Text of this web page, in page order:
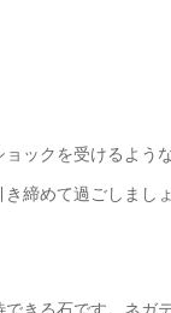
ックを受けるよう
き締めて過ごしま